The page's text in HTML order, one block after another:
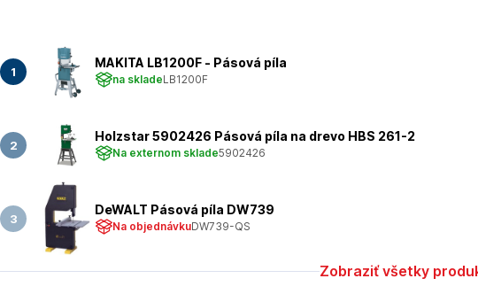
MAKITA LB1200F - Pásová píla
na skladeLB1200F
Holzstar 5902426 Pásová píla na drevo HBS 261-2
Na externom sklade5902426
DeWALT Pásová píla DW739
Na objednávkuDW739-QS
Zobraziť všetky